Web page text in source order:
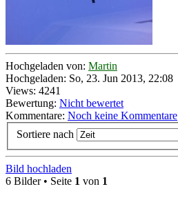
Hochgeladen von: Martin
Hochgeladen: So, 23. Jun 2013, 22:08
Views: 4241
Bewertung: Nicht bewertet
Kommentare: Noch keine Kommentare
Sortiere nach
Bild hochladen
6 Bilder • Seite 1 von 1